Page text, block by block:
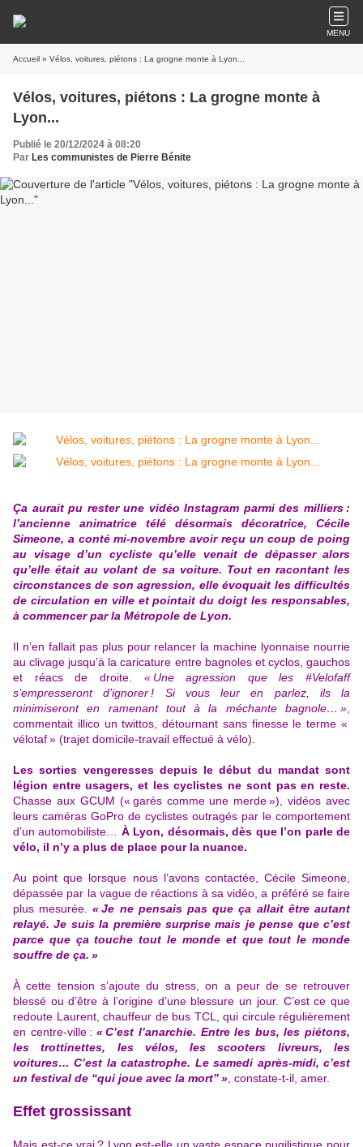
MENU
Accueil » Vélos, voitures, piétons : La grogne monte à Lyon...
Vélos, voitures, piétons : La grogne monte à
Lyon...
Publié le 20/12/2024 à 08:20
Par Les communistes de Pierre Bénite
Ça aurait pu rester une vidéo Instagram parmi des milliers :
l’ancienne animatrice télé désormais décoratrice, Cécile
Simeone, a conté mi-novembreavoir reçu un coup de poing
au visage d’un cycliste qu’elle venait de dépasser alors
qu’elle était au volant de sa voiture. Tout en racontant les
circonstances de son agression, elle évoquait les difficultés
de circulation en ville et pointait du doigt les responsables,
à commencer par la Métropole de Lyon.
Il n’en fallait pas plus pour relancer la machine lyonnaise nourrie
au clivage jusqu’à la caricature entre bagnoles et cyclos, gauchos
et réacs de droite. « Une agression que les #Velofaff
s’empresseront d’ignorer ! Si vous leur en parlez, ils la
minimiseront en ramenant tout à la méchante bagnole… »
commentait illico un twittos, détournant sans finesse le terme «
vélotaf » (trajet domicile-travail effectué à vélo).
Les sorties vengeresses depuis le début du mandat sont
légion entre usagers, et les cyclistes ne sont pas en reste.
Chasse aux GCUM (« garés comme une merde »), vidéos avec
leurs caméras GoPro de cyclistes outragés par le comportement
d’un automobiliste… À Lyon, désormais, dès que l’on parle de
vélo, il n’y a plus de place pour la nuance.
Au point que lorsque nous l’avons contactée, Cécile Simeone,
dépassée par la vague de réactions à sa vidéo,a préféré se faire
plus mesurée .« Je ne pensais pas que ça allait être autant
relayé. Je suis la première surprise mais je pense que c’est
parce que ça touche tout le monde et que tout le monde
souffre de ça. »
À cette tension s’ajoute du stress, on a peur de se retrouver
blessé ou d’être à l’origine d’une blessure un jour. C’est ce que
redoute Laurent, chauffeur de bus TCL, qui circule régulièrement
en centre-ville :« C’est l’anarchie. Entre les bus, les piétons,
les trottinettes, les vélos, les scooters livreurs, les
voitures… C’est la catastrophe. Le samedi après-midi, c’est
un festival de “qui joue avec la mort” » , constate-t-il, amer.
Effet grossissant